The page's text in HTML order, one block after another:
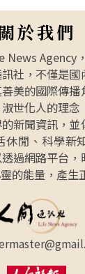
於我們
News Agency
社，不僅是
美的國際傳
世化人的理
新聞資訊，
休閒、科學新
過網路平台
的能量，產生